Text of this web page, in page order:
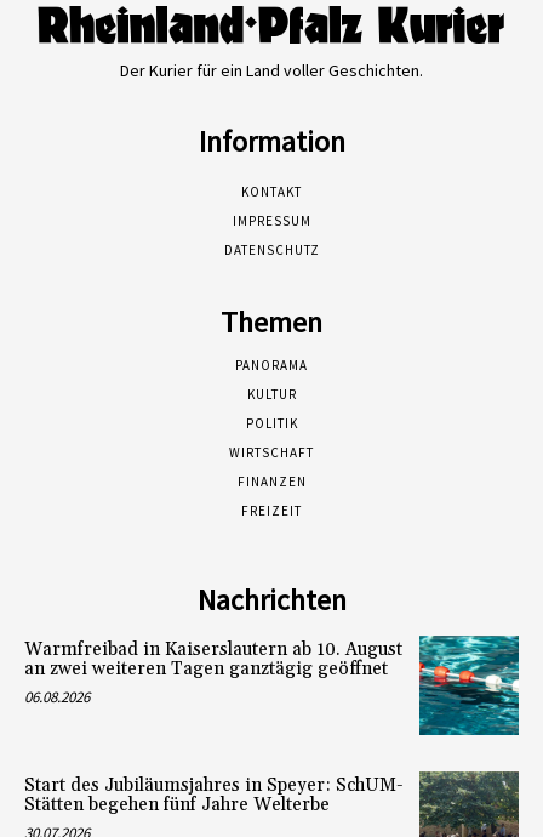
Der Kurier für ein Land voller Geschichten.
Information
KONTAKT
IMPRESSUM
DATENSCHUTZ
Themen
PANORAMA
KULTUR
POLITIK
WIRTSCHAFT
FINANZEN
FREIZEIT
Nachrichten
Warmfreibad in Kaiserslautern ab 10. August
an zwei weiteren Tagen ganztägig geöffnet
06.08.2026
Start des Jubiläumsjahres in Speyer: SchUM-
Stätten begehen fünf Jahre Welterbe
30.07.2026